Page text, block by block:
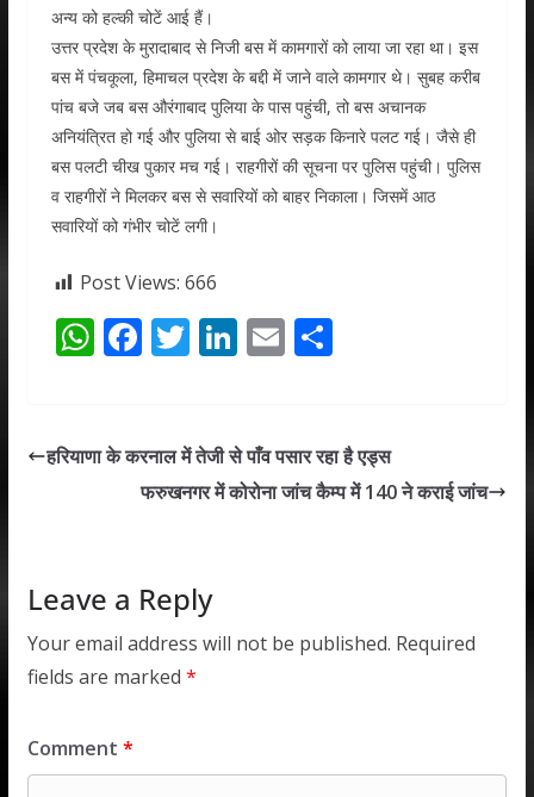
अन्य को हल्की चोटें आई हैं।
उत्तर प्रदेश के मुरादाबाद से निजी बस में कामगारों को लाया जा रहा था। इस
बस में पंचकूला, हिमाचल प्रदेश के बद्दी में जाने वाले कामगार थे। सुबह करीब
पांच बजे जब बस औरंगाबाद पुलिया के पास पहुंची, तो बस अचानक
अनियंत्रित हो गई और पुलिया से बाई ओर सड़क किनारे पलट गई। जैसे ही
बस पलटी चीख पुकार मच गई। राहगीरों की सूचना पर पुलिस पहुंची। पुलिस
व राहगीरों ने मिलकर बस से सवारियों को बाहर निकाला। जिसमें आठ
सवारियों को गंभीर चोटें लगी।
Post Views: 666
W
s
F
b
o
T
er
Li
e
dI
E
l
S
e
हरियाणा के करनाल में तेजी से पाँव पसार रहा है एड्स
फरुखनगर में कोरोना जांच कैम्प में 140 ने कराई जांच
Leave a Reply
Your email address will not be published. Required
fields are marked *
Comment *